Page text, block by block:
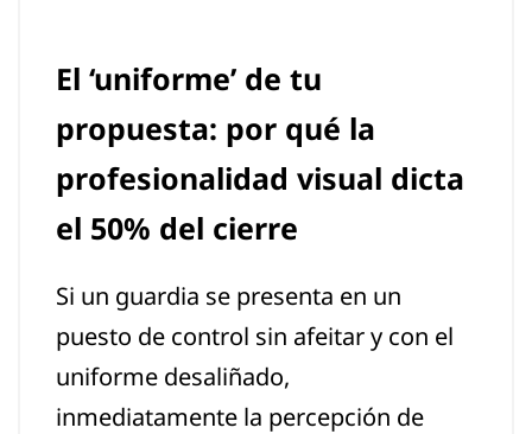
El ‘uniforme’ de tu
propuesta: por qué la
profesionalidad visual dicta
el 50% del cierre
Si un guardia se presenta en un
puesto de control sin afeitar y con el
uniforme desaliñado,
inmediatamente la percepción de